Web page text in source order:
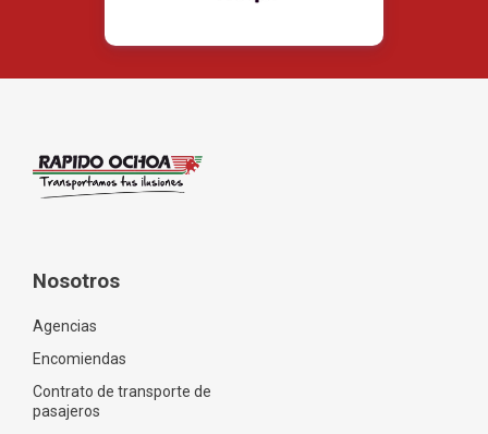
Nosotros
Agencias
Encomiendas
Contrato de transporte de
pasajeros